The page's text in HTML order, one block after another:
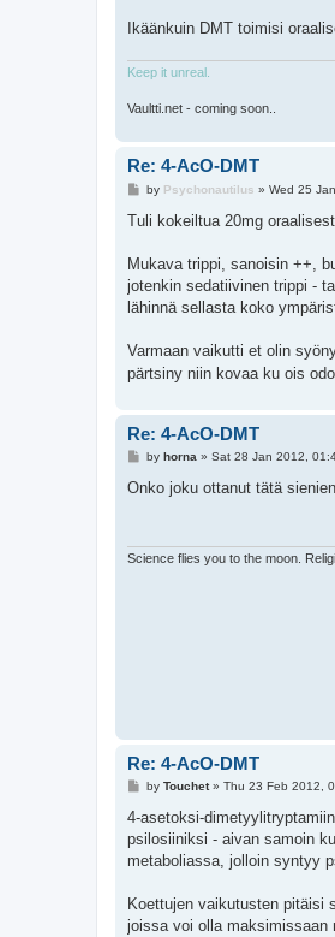
Ikäänkuin DMT toimisi
Keep it unreal.
Vaultti.net - coming soon..
Re: 4-AcO-DMT
P
s
by Psychonautilus » Wed 25
Tuli kokeiltua 20mg
Mukava trippi, sanoisin ++,
jotenkin sedatiivinen trippi -
lähinnä sellasta koko
Varmaan vaikutti et olin
pärtsiny niin kovaa ku ois
Re: 4-AcO-DMT
P
s
by horna» Sat 28 Jan 2012,
Onko joku ottanut tätä
Science flies you to the moon.
Re: 4-AcO-DMT
P
s
by Touchet» Thu 23 Feb 2012,
4-asetoksi-
psilosiiniksi - aivan samoin
metaboliassa, jolloin syntyy
Koettujen vaikutusten pitäisi
joissa voi olla maksimissaan